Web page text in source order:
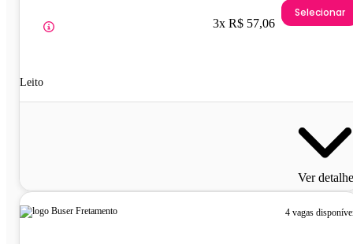
Leito
3x R$ 57,06
Selecionar
Ver
4 vagas